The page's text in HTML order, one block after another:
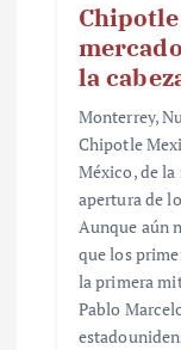
la
Monterrey,
Chipotle
México, de la
apertura de
Aunque aún
que los
la primera
Pablo